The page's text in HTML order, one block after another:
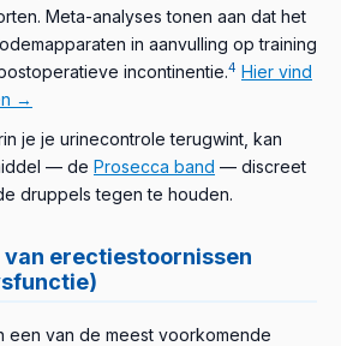
Meta-analyses tonen aan dat het
in aanvulling op training
incontinentie.4 Hier vind
→
je je urinecontrole terugwint, kan
— de Prosecca band — discreet
druppels tegen te houden.
van erectiestoornissen
een van de meest voorkomende